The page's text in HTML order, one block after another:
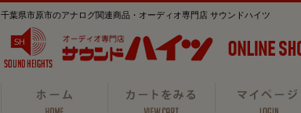
千葉県市原市のアナログ関連商品・オーディオ専門店 サウンドハイツ